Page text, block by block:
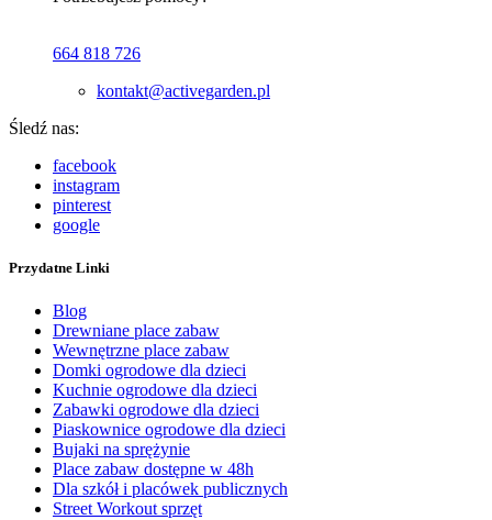
664 818 726
kontakt@activegarden.pl
Śledź nas:
facebook
instagram
pinterest
google
Przydatne Linki
Blog
Drewniane place zabaw
Wewnętrzne place zabaw
Domki ogrodowe dla dzieci
Kuchnie ogrodowe dla dzieci
Zabawki ogrodowe dla dzieci
Piaskownice ogrodowe dla dzieci
Bujaki na sprężynie
Place zabaw dostępne w 48h
Dla szkół i placówek publicznych
Street Workout sprzęt